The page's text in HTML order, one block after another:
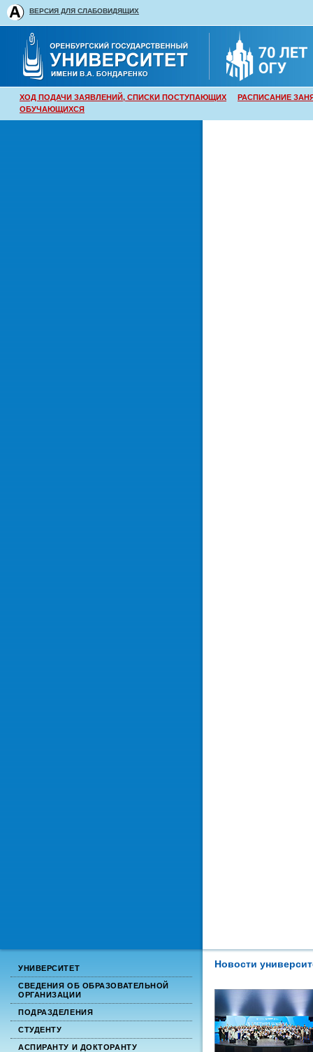
ВЕРСИЯ ДЛЯ СЛАБОВИДЯЩИХ
ХОД ПОДАЧИ ЗАЯВЛЕНИЙ, СПИСКИ ПОСТУПАЮЩИХ
РАСПИСАНИЕ
ОБУЧАЮЩИХСЯ
УНИВЕРСИТЕТ
СВЕДЕНИЯ ОБ ОБРАЗОВАТЕЛЬНОЙ
ОРГАНИЗАЦИИ
ПОДРАЗДЕЛЕНИЯ
СТУДЕНТУ
АСПИРАНТУ И ДОКТОРАНТУ
Новости